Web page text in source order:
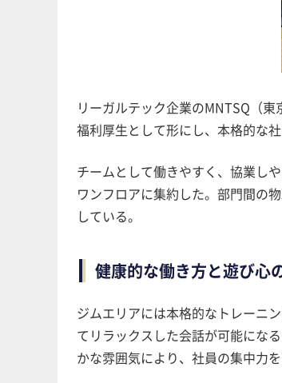
リーガルテック企業のMNTSQ（
福利厚生として形にし、本格的な
チームとして働きやすく、協業し
ワンフロアに集約した。部門間の
している。
健康的な働き方と遊び心
ジムエリアには本格的なトレーニ
てリラックスした会話が可能にな
かな雰囲気により、社員の集中力